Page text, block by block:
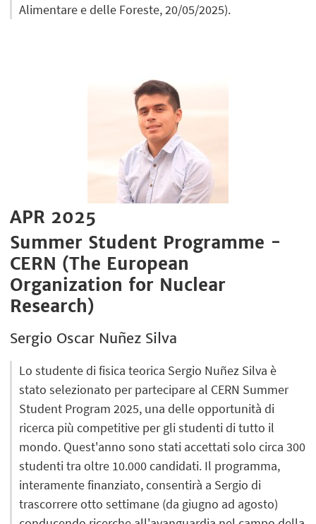
Alimentare e delle Foreste, 20/05/2025).
APR 2025
Summer Student Programme -
CERN (The European
Organization for Nuclear
Research)
Sergio Oscar Nuñez Silva
Lo studente di fisica teorica Sergio Nuñez Silva è
stato selezionato per partecipare al CERN Summer
Student Program 2025, una delle opportunità di
ricerca più competitive per gli studenti di tutto il
mondo. Quest'anno sono stati accettati solo circa 300
studenti tra oltre 10.000 candidati. Il programma,
interamente finanziato, consentirà a Sergio di
trascorrere otto settimane (da giugno ad agosto)